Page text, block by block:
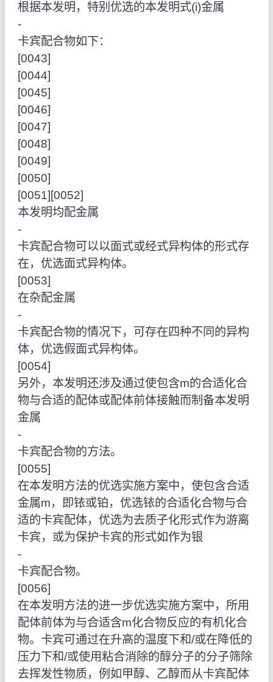
根据本发明，特别优选的本发明式(i)金属
‑
卡宾配合物如下：
[0043]
[0044]
[0045]
[0046]
[0047]
[0048]
[0049]
[0050]
[0051][0052]
本发明均配金属
‑
卡宾配合物可以以面式或经式异构体的形式存
在，优选面式异构体。
[0053]
在杂配金属
‑
卡宾配合物的情况下，可存在四种不同的异构
体，优选假面式异构体。
[0054]
另外，本发明还涉及通过使包含m的合适化合
物与合适的配体或配体前体接触而制备本发明
金属
‑
卡宾配合物的方法。
[0055]
在本发明方法的优选实施方案中，使包含合适
金属m，即铱或铂，优选铱的合适化合物与合
适的卡宾配体，优选为去质子化形式作为游离
卡宾，或为保护卡宾的形式如作为银
‑
卡宾配合物。
[0056]
在本发明方法的进一步优选实施方案中，所用
配体前体为与合适含m化合物反应的有机化合
物。卡宾可通过在升高的温度下和/或在降低的
压力下和/或使用粘合消除的醇分子的分子筛除
去挥发性物质，例如甲醇、乙醇而从卡宾配体